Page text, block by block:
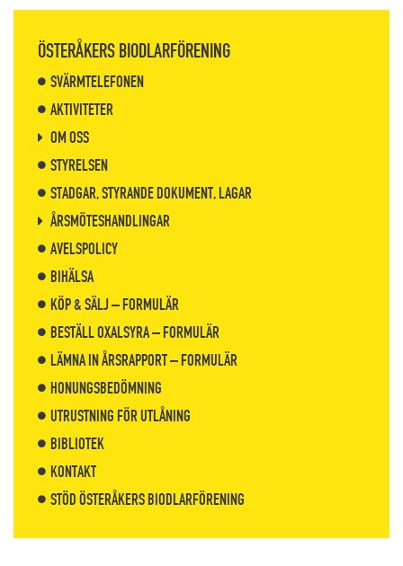
ÖSTERÅKERS BIODLARFÖRENING
SVÄRMTELEFONEN
AKTIVITETER
OM OSS
STYRELSEN
STADGAR, STYRANDE DOKUMENT, LAGAR
ÅRSMÖTESHANDLINGAR
AVELSPOLICY
BIHÄLSA
KÖP & SÄLJ – FORMULÄR
BESTÄLL OXALSYRA – FORMULÄR
LÄMNA IN ÅRSRAPPORT – FORMULÄR
HONUNGSBEDÖMNING
UTRUSTNING FÖR UTLÅNING
BIBLIOTEK
KONTAKT
STÖD ÖSTERÅKERS BIODLARFÖRENING